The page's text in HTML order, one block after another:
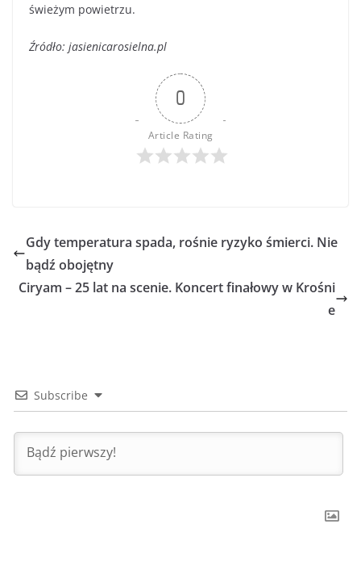
świeżym powietrzu.
Źródło: jasienicarosielna.pl
0
Article Rating
Gdy temperatura spada, rośnie ryzyko śmierci. Nie
bądź obojętny
Ciryam – 25 lat na scenie. Koncert finałowy w Krośni
e
Subscribe